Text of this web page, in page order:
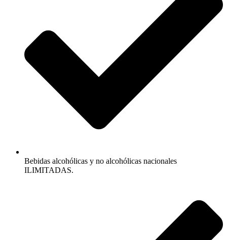
Bebidas alcohólicas y no alcohólicas nacionales
ILIMITADAS.